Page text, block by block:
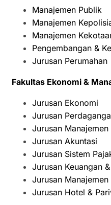
Manajemen Publik
Manajemen
Manajemen
Pengembangan &
Jurusan Perumahan
Fakultas Ekonomi &
Jurusan Ekonomi
Jurusan
Jurusan Manajemen
Jurusan Akuntasi
Jurusan Sistem
Jurusan Keuangan
Jurusan
Jurusan Hotel &